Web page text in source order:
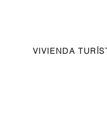
VIVIENDA